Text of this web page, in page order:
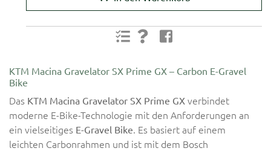
KTM Macina Gravelator SX Prime GX – Carbon E-Gravel
Bike
Das KTM Macina Gravelator SX Prime GX verbindet
moderne E-Bike-Technologie mit den Anforderungen an
ein vielseitiges E-Gravel Bike. Es basiert auf einem
leichten Carbonrahmen und ist mit dem Bosch